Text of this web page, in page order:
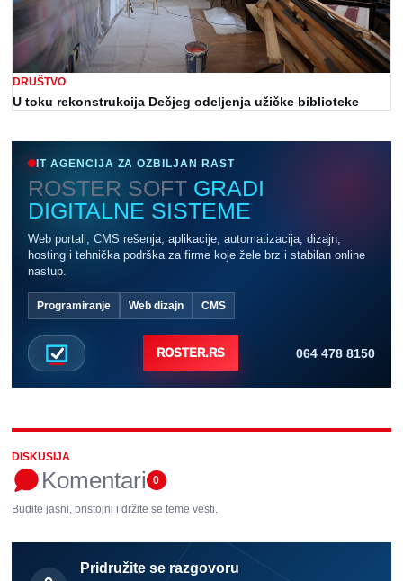
DRUŠTVO
U toku rekonstrukcija Dečjeg odeljenja užičke biblioteke
IT AGENCIJA ZA OZBILJAN RAST
ROSTER SOFT GRADI
DIGITALNE SISTEME
Web portali, CMS rešenja, aplikacije, automatizacija, dizajn,
hosting i tehnička podrška za firme koje žele brz i stabilan online
nastup.
Programiranje Web dizajn CMS
ROSTER.RS 064 478 8150
DISKUSIJA
Komentari 0
Budite jasni, pristojni i držite se teme vesti.
Pridružite se razgovoru